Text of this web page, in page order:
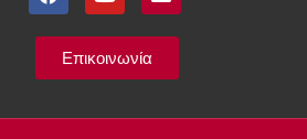
Επικοινωνία